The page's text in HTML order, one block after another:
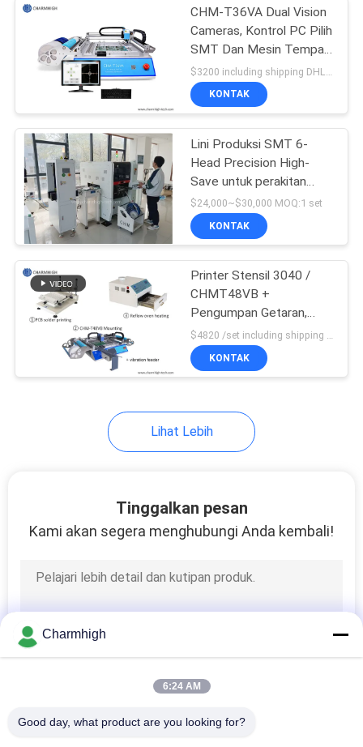
CHM-T36VA Dual Vision
Cameras, Kontrol PC Pilih
SMT Dan Mesin Tempat
Chmt36va
KONTAK
Lini Produksi SMT 6-
Head Precision High-
Save untuk perakitan
PCB yang efisien
$24,000~$30,000 MOQ:1 set
KONTAK
Printer Stensil 3040 /
CHMT48VB +
Pengumpan Getaran,
Jalur Perakitan PCB SMT
/ Oven Aliran Ulang BRT-
420
$4820 /set including shipping DHL MOQ:1 set
KONTAK
Lihat Lebih
Tinggalkan pesan
Kami akan segera menghubungi Anda kembali!
Charmhigh
6:24 AM
Good day, what product are you looking for?